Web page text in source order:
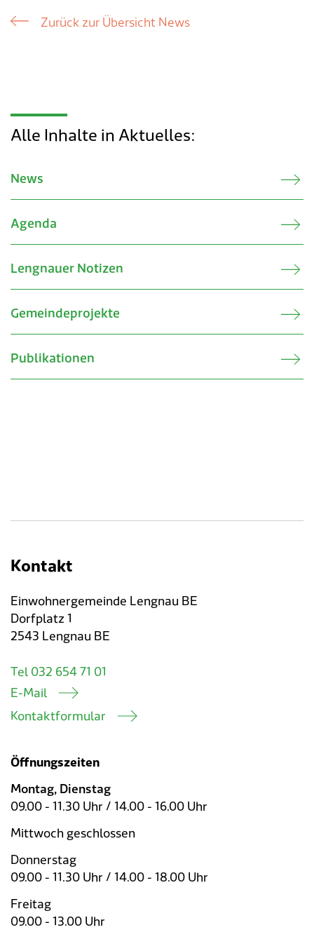
Zurück zur Übersicht News
Alle Inhalte in Aktuelles:
News
Agenda
Lengnauer Notizen
Gemeindeprojekte
Publikationen
Kontakt
Einwohnergemeinde Lengnau BE
Dorfplatz 1
2543 Lengnau BE
Tel 032 654 71 01
E-Mail
Kontaktformular
Öffnungszeiten
Montag, Dienstag
09.00 - 11.30 Uhr / 14.00 - 16.00 Uhr
Mittwoch geschlossen
Donnerstag
09.00 - 11.30 Uhr / 14.00 - 18.00 Uhr
Freitag
09.00 - 13.00 Uhr